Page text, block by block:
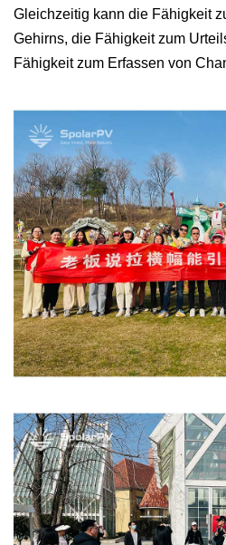
Gleichzeitig kann die Fähigkeit
Gehirns, die Fähigkeit zum
Fähigkeit zum Erfassen von